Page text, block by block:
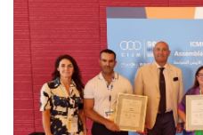
Marketing
Media
Documentos
Contactos